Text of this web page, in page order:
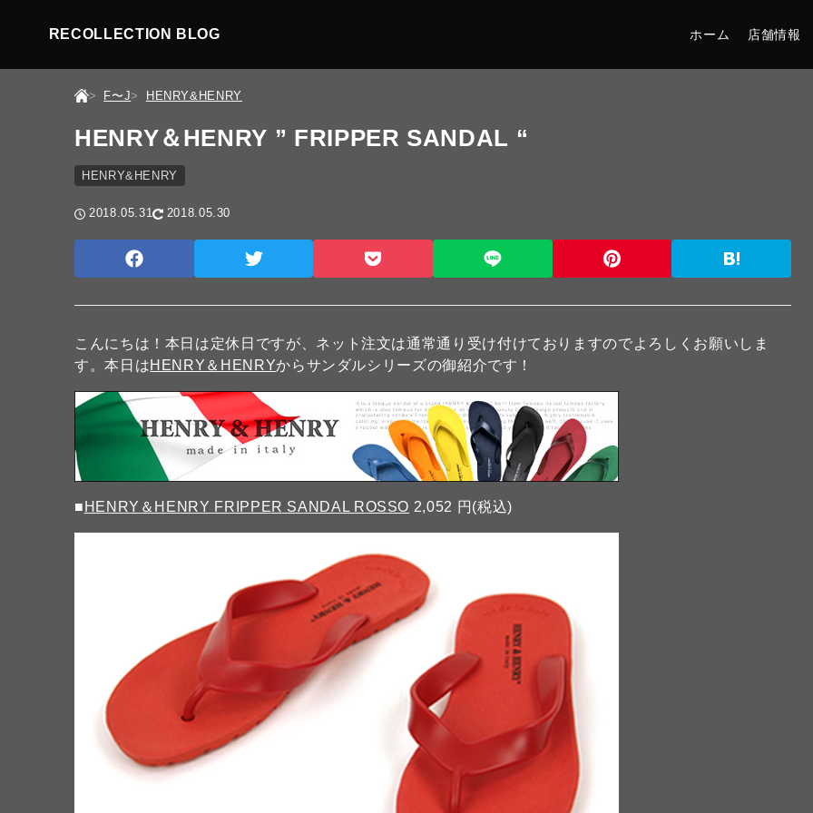
RECOLLECTION BLOG ホーム 店舗情報
F〜J HENRY&HENRY
HENRY＆HENRY ” FRIPPER SANDAL “
HENRY&HENRY
2018.05.31 2018.05.30
こんにちは！本日は定休日ですが、ネット注文は通常通り受け付けておりますのでよろしくお願いしま
す。本日はHENRY＆HENRYからサンダルシリーズの御紹介です！
■ HENRY＆HENRY FRIPPER SANDAL ROSSO 2,052 円(税込)